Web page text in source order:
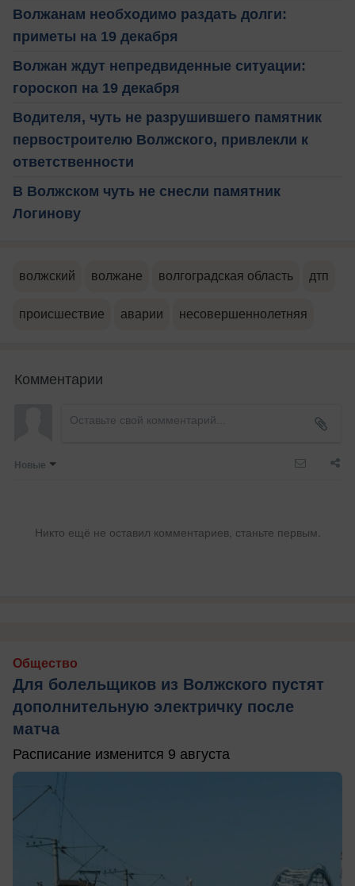
Волжанам необходимо раздать долги:
приметы на 19 декабря
Волжан ждут непредвиденные ситуации:
гороскоп на 19 декабря
Водителя, чуть не разрушившего памятник
первостроителю Волжского, привлекли к
ответственности
В Волжском чуть не снесли памятник
Логинову
волжский волжане волгоградская область дтп
происшествие аварии несовершеннолетняя
Комментарии
Новые
Никто ещё не оставил комментариев, станьте первым.
Общество
Для болельщиков из Волжского пустят
дополнительную электричку после
матча
Расписание изменится 9 августа